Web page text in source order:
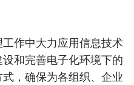
作中大力应用信息技术
和完善电子化环境下的
，确保为各组织、企业